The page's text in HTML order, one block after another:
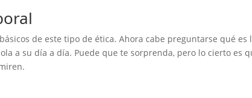
de este tipo de ética. Ahora cabe preguntarse qué es
a su día a día. Puede que te sorprenda, pero lo cierto es